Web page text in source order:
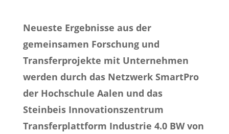
Neueste Ergebnisse aus der
gemeinsamen Forschung und
Transferprojekte mit Unternehmen
werden durch das Netzwerk SmartPro
der Hochschule Aalen und das
Steinbeis Innovationszentrum
Transferplattform Industrie 4.0 BW von